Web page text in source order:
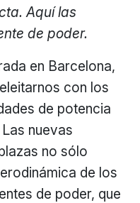
Aquí las
de poder.
en Barcelona,
con los
de potencia
nuevas
no sólo
de los
de poder, que